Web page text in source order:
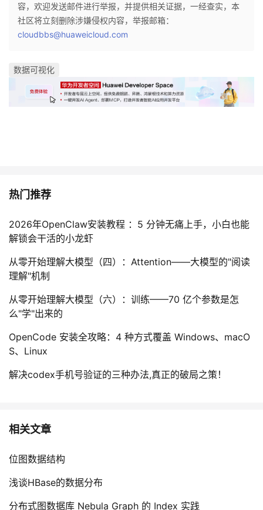
容，欢迎发送邮件进行举报，并提供相关证据，一经查实，本
社区将立刻删除涉嫌侵权内容，举报邮箱：
cloudbbs@huaweicloud.com
数据可视化
热门推荐
2026年OpenClaw安装教程 ：5 分钟无痛上手，小白也能
解锁会干活的小龙虾
从零开始理解大模型（四）：Attention——大模型的"阅读
理解"机制
从零开始理解大模型（六）：训练——70 亿个参数是怎
么"学"出来的
OpenCode 安装全攻略：4 种方式覆盖 Windows、macO
S、Linux
解决codex手机号验证的三种办法,真正的破局之策！
相关文章
位图数据结构
浅谈HBase的数据分布
分布式图数据库 Nebula Graph 的 Index 实践